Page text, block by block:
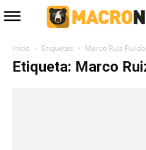
Inicio Etiquetas Marco Ruiz Pulido
Etiqueta: Marco